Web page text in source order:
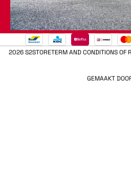
2026 S2STORETERM AND CONDITIONS OF
GEMAAKT